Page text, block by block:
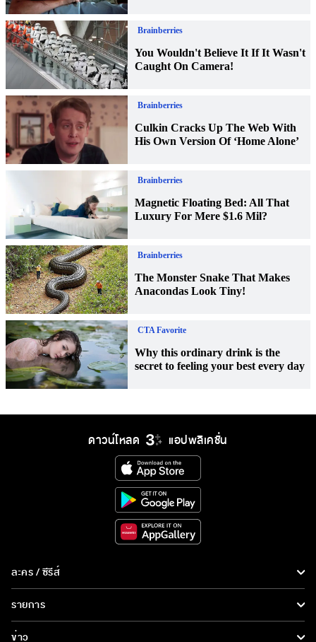
ดาวน์โหลด แอปพลิเคชั่น
ละคร / ซีรีส์
ซีรีส์นานาชาติ
รายการ
ข่าว